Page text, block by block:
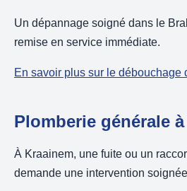
Un dépannage soigné dans le
remise en service immédiate.
En savoir plus sur le débouchage
Plomberie générale
À Kraainem, une fuite ou un
demande une intervention